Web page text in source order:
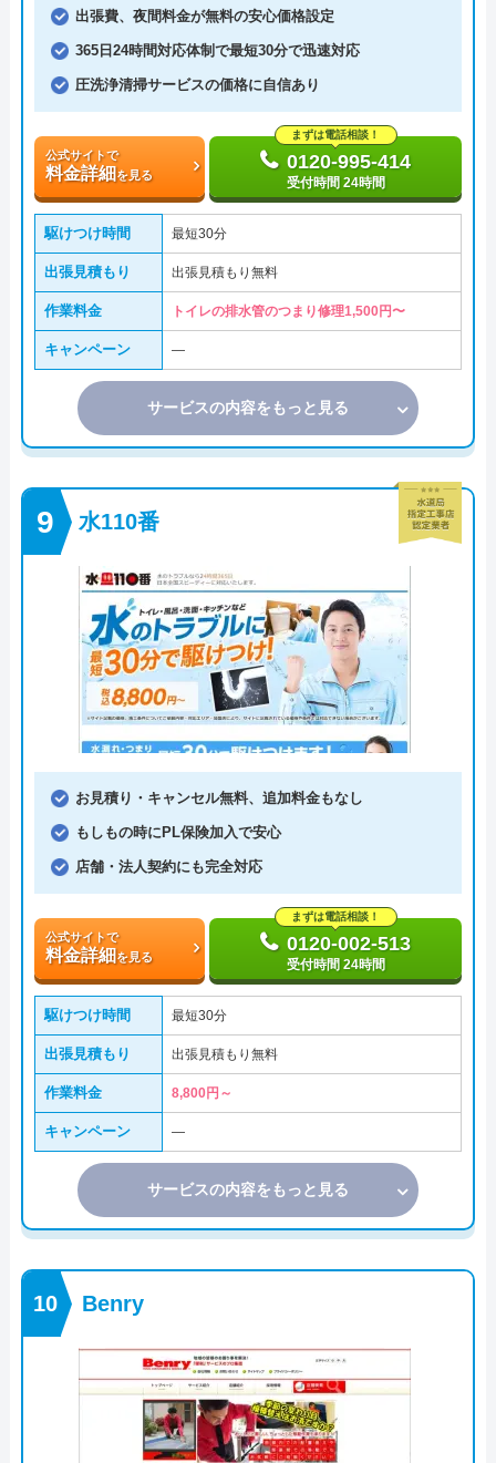
出張費、夜間料金が無料の安心価格設定
365日24時間対応体制で最短30分で迅速対応
圧洗浄清掃サービスの価格に自信あり
公式サイトで
料金詳細 を見る
まずは電話相談！
0120-995-414
受付時間 24時間
駆けつけ時間 最短30分
出張見積もり 出張見積もり無料
作業料金 トイレの排水管のつまり修理1,500円〜
キャンペーン ―
サービスの内容をもっと見る
水110番
お見積り・キャンセル無料、追加料金もなし
もしもの時にPL保険加入で安心
店舗・法人契約にも完全対応
公式サイトで
料金詳細 を見る
まずは電話相談！
0120-002-513
受付時間 24時間
駆けつけ時間 最短30分
出張見積もり 出張見積もり無料
作業料金 8,800円～
キャンペーン ―
サービスの内容をもっと見る
Benry